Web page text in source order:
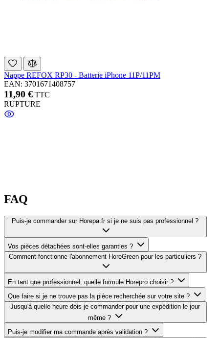
Nappe REFOX RP30 - Batterie iPhone 11P/11PM
EAN: 3701671408757
11,90 € TTC
RUPTURE
FAQ
Puis-je commander sur Horepa.fr si je ne suis pas professionnel ?
Vos pièces détachées sont-elles garanties ?
Comment fonctionne l'abonnement HoreGreen pour les particuliers ?
En tant que professionnel, quelle formule Horepro choisir ?
Que faire si je ne trouve pas la pièce recherchée sur votre site ?
Jusqu'à quelle heure dois-je commander pour une expédition le jour
même ?
Puis-je modifier ma commande après validation ?